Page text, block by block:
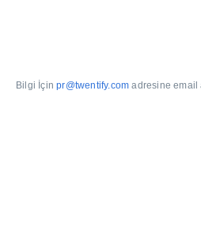
Bilgi İçinpr@twentify.comadresine email